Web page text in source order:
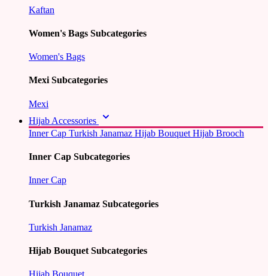
Kaftan
Women's Bags Subcategories
Women's Bags
Mexi Subcategories
Mexi
Hijab Accessories
Inner Cap Turkish Janamaz Hijab Bouquet Hijab Brooch
Inner Cap Subcategories
Inner Cap
Turkish Janamaz Subcategories
Turkish Janamaz
Hijab Bouquet Subcategories